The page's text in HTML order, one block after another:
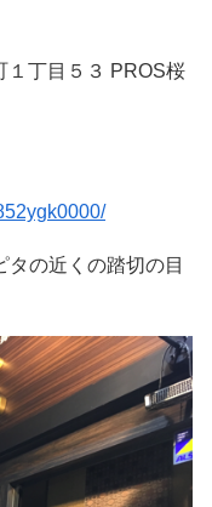
１丁目５３ PROS桜
の近くの踏切の目